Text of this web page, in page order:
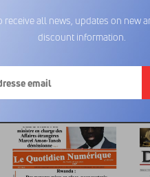
600FCFA
all news, updates on new
discount information.